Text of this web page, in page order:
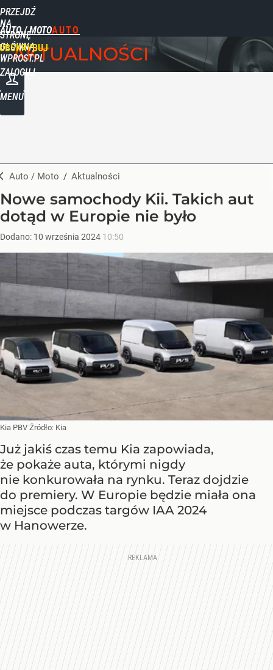
PRZEJDŹ
NA
STRONĘ
GŁÓWNĄ
WPROST.PL
AUTO / MOTO
ZALOGUJ
MENU
AKTUALNOŚCI
Auto / Moto / Aktualności
Nowe samochody Kii. Takich aut
dotąd w Europie nie było
Dodano: 10 września 2024 10:50
Kia PBV Źródło: Kia
Już jakiś czas temu Kia zapowiada,
że pokaże auta, którymi nigdy
nie konkurowała na rynku. Teraz dojdzie
do premiery. W Europie będzie miała ona
miejsce podczas targów IAA 2024
w Hanowerze.